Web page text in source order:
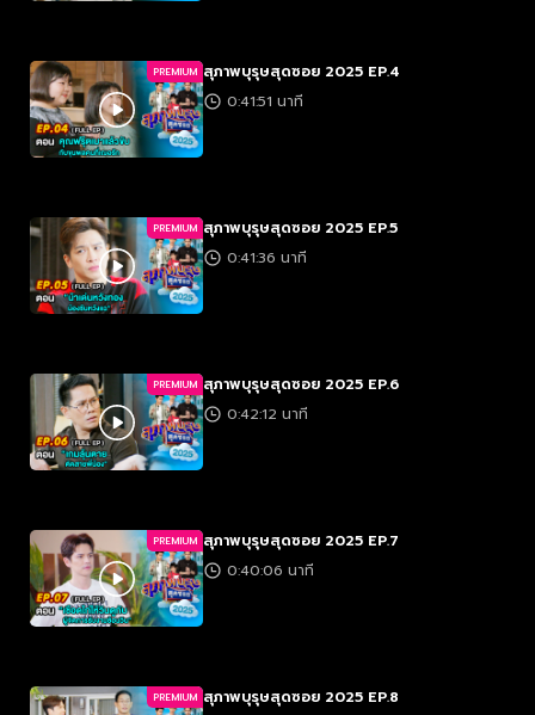
PREMIUM สุภาพบุรุษสุดซอย 2025 EP.4
0:41:51 นาที
PREMIUM สุภาพบุรุษสุดซอย 2025 EP.5
0:41:36 นาที
PREMIUM สุภาพบุรุษสุดซอย 2025 EP.6
0:42:12 นาที
PREMIUM สุภาพบุรุษสุดซอย 2025 EP.7
0:40:06 นาที
PREMIUM สุภาพบุรุษสุดซอย 2025 EP.8